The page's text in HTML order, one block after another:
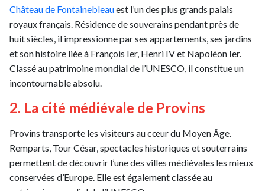
Château de Fontainebleauest l’un des plus grands palais
royaux français. Résidence de souverains pendant près de
huit siècles, il impressionne par ses appartements, ses jardins
et son histoire liée à François Ier, Henri IV et Napoléon Ier.
Classé au patrimoine mondial de l’UNESCO, il constitue un
incontournable absolu.
2. La cité médiévale de Provins
Provins transporte les visiteurs au cœur du Moyen Âge.
Remparts, Tour César, spectacles historiques et souterrains
permettent de découvrir l’une des villes médiévales les mieux
conservées d’Europe. Elle est également classée au